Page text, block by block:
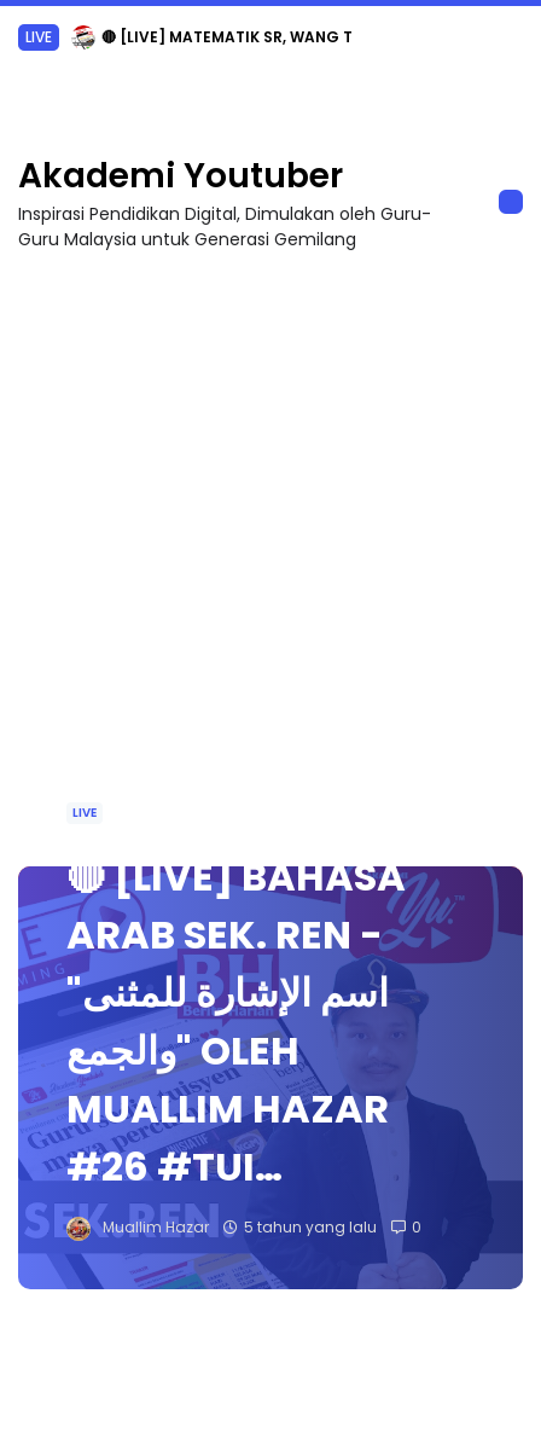
LIVE 🔴 [LIVE] MATEMATIK SR, WANG TAHUN 6 OLEH CIKGU ANITA #ALLINONE #141 #...
Akademi Youtuber
Inspirasi Pendidikan Digital, Dimulakan oleh Guru-
Guru Malaysia untuk Generasi Gemilang
LIVE
🔴 [LIVE] BAHASA
ARAB SEK. REN -
"اسم الإشارة للمثنى
والجمع" OLEH
MUALLIM HAZAR
#26 #TUI…
Muallim Hazar 5 tahun yang lalu 0